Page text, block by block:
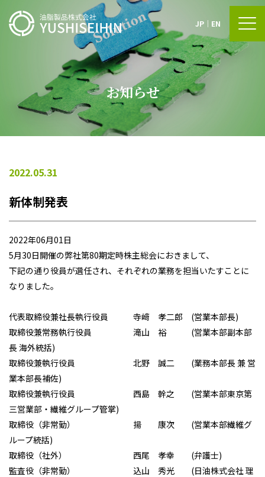
JP ｜ EN
お知らせ
2022.05.31
新体制発表
2022年06月01日
5月30日開催の弊社第80期定時株主総会におきまして、
下記の通り役員が選任され、それぞれの業務を担当いたすことに
なりました。
代表取締役兼社長執行役員 寺﨑 孝二郎 (営業本部長)
取締役兼常務執行役員 滝山 裕 (営業本部副本部
長 海外統括)
取締役兼執行役員 北野 誠二 (業務本部長 兼 営
業本部長補佐)
取締役兼執行役員 西島 幹之 (営業本部東京第
三営業部・繊維グループ管掌)
取締役（非常勤） 揚 康次 (営業本部繊維グ
ループ統括)
取締役（社外） 西尾 孝幸 (弁護士)
監査役（非常勤） 込山 秀光 (日油株式会社 理